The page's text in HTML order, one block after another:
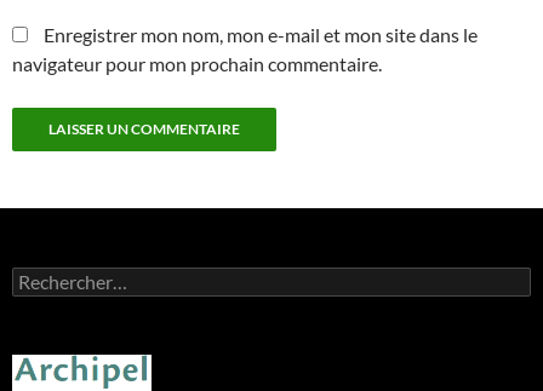
Enregistrer mon nom, mon e-mail et mon site dans le
navigateur pour mon prochain commentaire.
Rechercher :